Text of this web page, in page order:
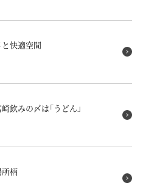
と快適空間
崎飲みの〆は「うどん」
所柄